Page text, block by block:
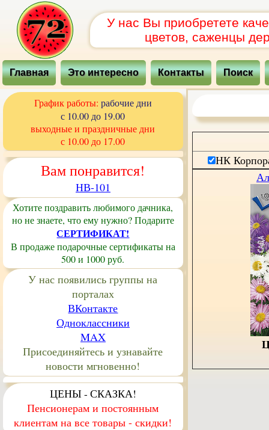
У нас Вы приобретете
цветов, саженцы
Главная Это интересно Контакты Поиск
График работы: рабочие дни
с 10.00 до 19.00
выходные и праздничные дни
с 10.00 до 17.00
Вам понравится!
НВ-101
Хотите поздравить любимого дачника,
но не знаете, что ему нужно? Подарите
СЕРТИФИКАТ!
В продаже подарочные сертификаты на
500 и 1000 руб.
У нас появились группы на
порталах
ВКонтакте
Одноклассники
MAX
Присоединяйтесь и узнавайте
новости мгновенно!
ЦЕНЫ - СКАЗКА!
Пенсионерам и постоянным
клиентам на все товары - скидки!
НК